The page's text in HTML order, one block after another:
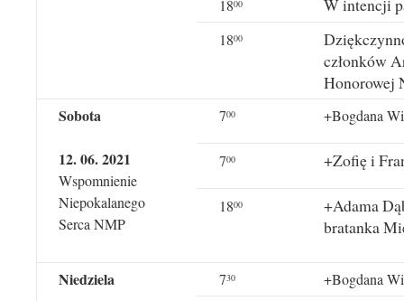
1800 W intencji
1800
członków
Honorowej
Sobota
12. 06. 2021
Wspomnienie
Niepokalanego
Serca NMP
700 +Bogdana
700 +Zofię i
1800
+Adama
bratanka
Niedziela 730
+Bogdana